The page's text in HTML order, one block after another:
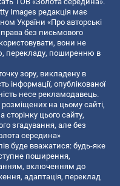
Images редакція має
України «Про авторські
права без письмового
вони не
перекладу, поширенню в
зору, викладену в
інформації, опублікованої
несе рекламодавець.
на цьому сайті,
цього сайту,
згадування, але без
середина»
буде вважатися: будь-яке
поширення,
включенням до
адаптація, переклад